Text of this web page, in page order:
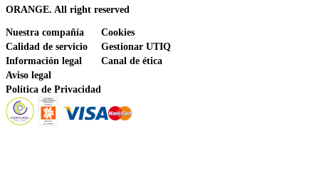
ORANGE. All right reserved
Nuestra compañía
Calidad de servicio
Información legal
Aviso legal
Política de Privacidad
Cookies
Gestionar UTIQ
Canal de ética